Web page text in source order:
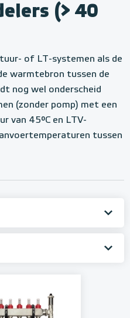
(> 40
of LT-systemen als de
warmtebron tussen de
nog wel onderscheid
(zonder pomp) met een
van 45°C en LTV-
tussen